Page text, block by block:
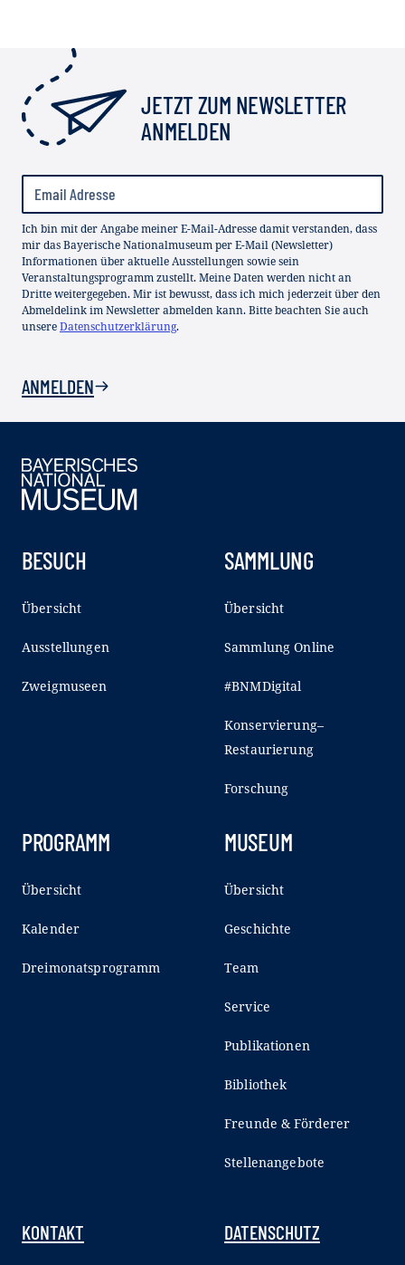
JETZT ZUM NEWSLETTER
ANMELDEN
Ich bin mit der Angabe meiner E-Mail-Adresse damit verstanden, dass
mir das Bayerische Nationalmuseum per E-Mail (Newsletter)
Informationen über aktuelle Ausstellungen sowie sein
Veranstaltungsprogramm zustellt. Meine Daten werden nicht an
Dritte weitergegeben. Mir ist bewusst, dass ich mich jederzeit über den
Abmeldelink im Newsletter abmelden kann. Bitte beachten Sie auch
unsereDatenschutzerklärung.
ANMELDEN
BESUCH
Übersicht
Ausstellungen
Zweigmuseen
SAMMLUNG
Übersicht
Sammlung Online
#BNMDigital
Konservierung–
Restaurierung
Forschung
PROGRAMM
Übersicht
Kalender
Dreimonatsprogramm
MUSEUM
Übersicht
Geschichte
Team
Service
Publikationen
Bibliothek
Freunde & Förderer
Stellenangebote
KONTAKT DATENSCHUTZ